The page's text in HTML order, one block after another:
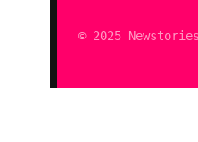
© 2025